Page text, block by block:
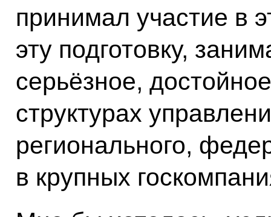
принимал участие в
эту подготовку,
серьёзное,
структурах
регионального,
в крупных